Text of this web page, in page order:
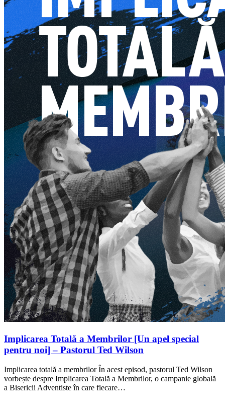
Implicarea Totală a Membrilor [Un apel special
pentru noi] – Pastorul Ted Wilson
Implicarea totală a membrilor În acest episod, pastorul Ted Wilson
vorbește despre Implicarea Totală a Membrilor, o campanie globală
a Bisericii Adventiste în care fiecare…